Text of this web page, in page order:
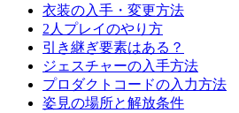
衣装の入手・変更方法
2人プレイのやり方
引き継ぎ要素はある？
ジェスチャーの入手方法
プロダクトコードの入力方法
姿見の場所と解放条件